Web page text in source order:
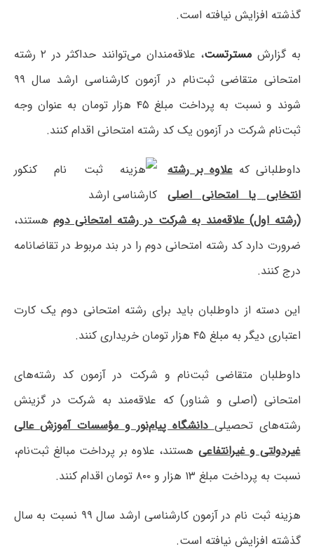
گذشته افزایش نیافته است.
به گزارش مسترتست
، علاقه‌مندان می‌توانند حداکثر در ۲ رشته
امتحانی متقاضی ثبت‌نام در آزمون کارشناسی ارشد سال ۹۹
شوند و نسبت به پرداخت مبلغ ۴۵ هزار تومان به عنوان وجه
ثبت‌نام شرکت در آزمون یک کد رشته امتحانی اقدام کنند.
داوطلبانی کهعلاوه بر رشته‌
انتخابی‌ یا امتحانی‌ اصلی
(رشته‌ اول‌) علاقه‌مند به‌ شرکت در رشته‌ امتحانی‌ دوم هستند،
ضرورت‌ دارد کد رشته‌ امتحانی دوم را در بند مربوط در تقاضانامه
درج کنند.
این دسته از داوطلبان باید برای رشته امتحانی‌ دوم یک‌ کارت
اعتباری دیگر به مبلغ ۴۵ هزار تومان خریداری کنند.
داوطلبان متقاضی ثبت‌نام و شرکت در آزمون کد رشته‌های
امتحانی (اصلی و شناور) که علاقه‌مند به شرکت در گزینش
رشته‌های تحصیلیدانشگاه پیام‌نور و مؤسسات آموزش عالی
غیردولتی و غیرانتفاعی هستند، علاوه بر پرداخت مبالغ ثبت‌نام،
نسبت به پرداخت مبلغ ۱۳ هزار و ۸۰۰ تومان اقدام کنند.
هزینه ثبت نام در آزمون کارشناسی ارشد سال ۹۹ نسبت به سال
گذشته افزایش نیافته است.